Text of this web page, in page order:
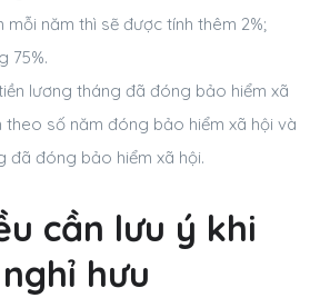
mỗi năm thì sẽ được tính thêm 2%;
75%.
lương tháng đã đóng bảo hiểm xã
theo số năm đóng bảo hiểm xã hội và
đã đóng bảo hiểm xã hội.
cần lưu ý khi
hưu